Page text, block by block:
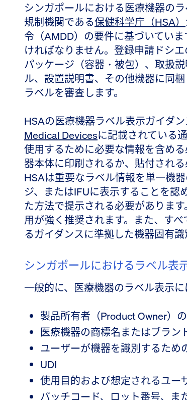
シンガポールにおける医療機器の
規制機関である保健科学庁（HSA）
令（AMDD）の要件に基づいてい
ければなりません。登録申請ドシ
パッケージ（容器・被包）、取扱
ル、設置説明書、その他機器に同
ラベルを審査します。
HSAの医療機器ラベル表示ガイダ
Medical Devicesに記載されている
使用するために必要な情報を含め
器本体に印刷されるか、貼付され
HSAは重要なラベル情報を単一機
ジ、またはIFUに表示することを認
た方法で提示される必要がありま
用が強く推奨されます。また、す
るガイダンスに準拠した機器固有
シンガポールにおけるラベル表
一般的に、医療機器のラベル表示
製品所有者（Product Owner）
医療機器の商標名またはブラン
ユーザーが機器を識別するため
UDI
使用目的および想定されるユー
バッチコード、ロット番号、ま